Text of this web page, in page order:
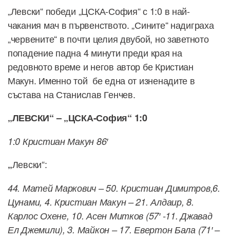
„Левски“ победи „ЦСКА-София“ с 1:0 в най-
чакания мач в първенството. „Сините“ надиграха
„червените“ в почти целия двубой, но заветното
попадение падна 4 минути преди края на
редовното време и негов автор бе Кристиан
Макун. Именно той бе една от изненадите в
състава на Станислав Генчев.
„ЛЕВСКИ“ – „ЦСКА-София“ 1:0
1:0 Кристиан Макун 86′
„Левски“:
44. Матей Маркович – 50. Кристиан Димитров,6.
Цунами, 4. Кристиан Макун – 21. Алдаир, 8.
Карлос Охене, 10. Асен Митков (57′ -11. Джавад
Ел Джемили), 3. Майкон – 17. Евертон Бала (71′ –